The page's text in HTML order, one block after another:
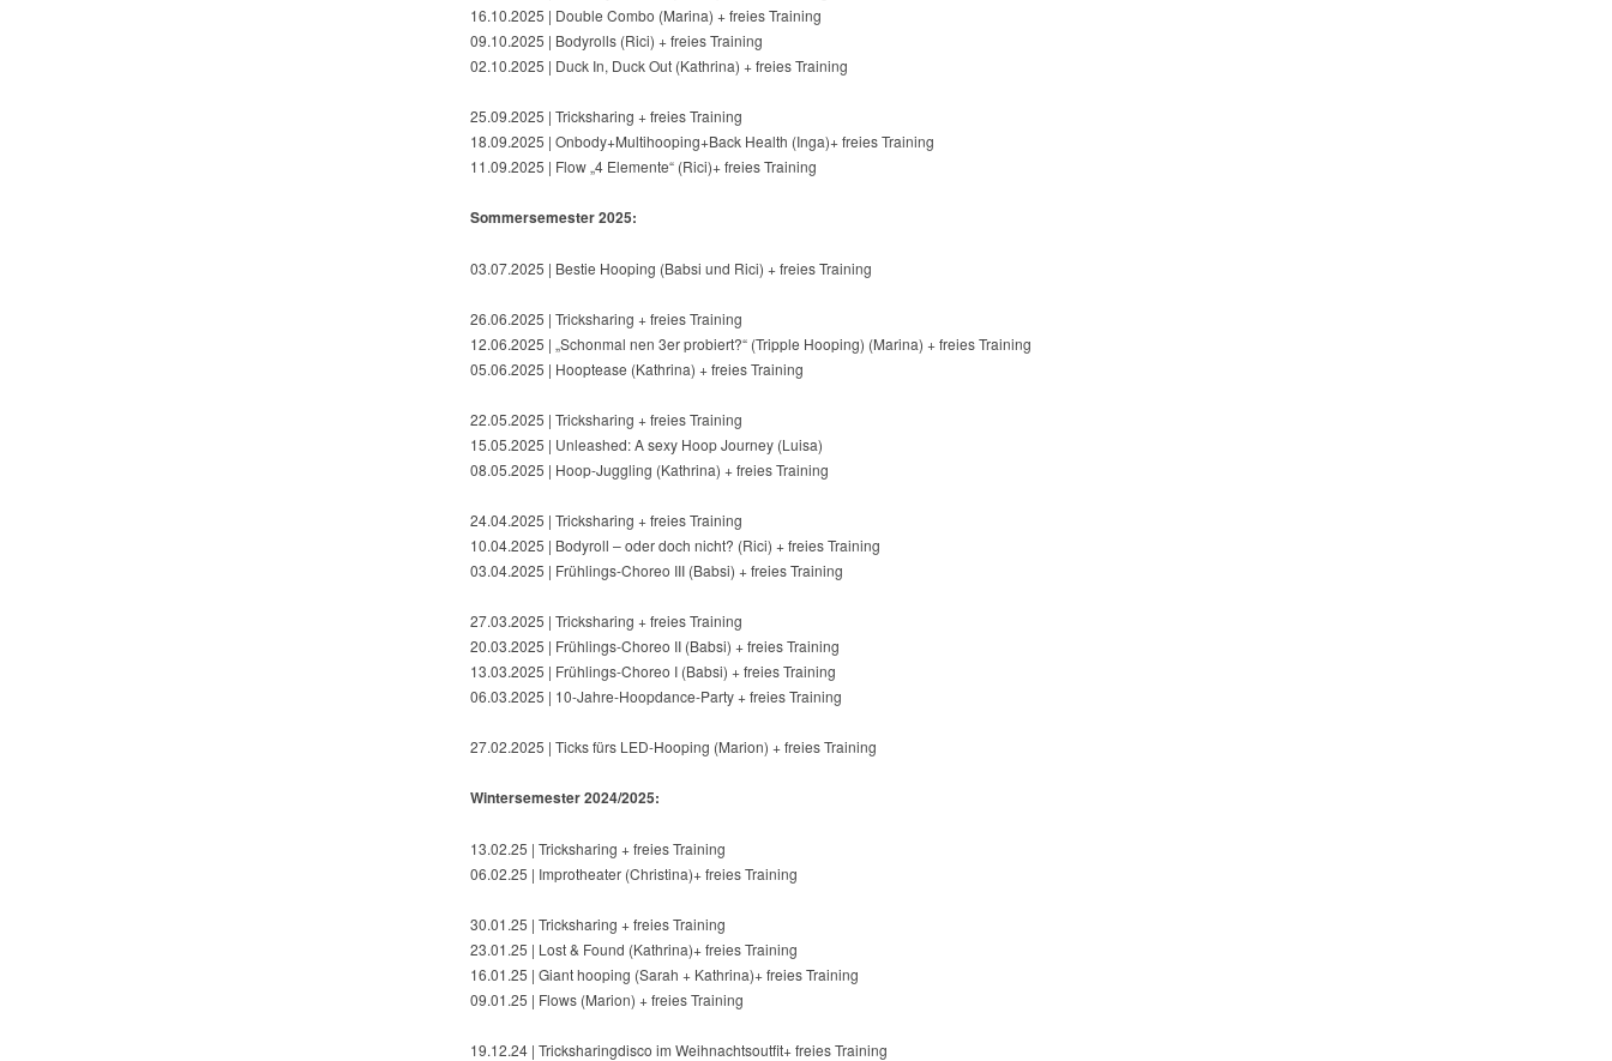
16.10.2025 | Double Combo (Marina) + freies Training
09.10.2025 | Bodyrolls (Rici) + freies Training
02.10.2025 | Duck In, Duck Out (Kathrina) + freies Training
25.09.2025 | Tricksharing + freies Training
18.09.2025 | Onbody+Multihooping+Back Health (Inga)+ freies Training
11.09.2025 | Flow „4 Elemente“ (Rici)+ freies Training
Sommersemester 2025:
03.07.2025 | Bestie Hooping (Babsi und Rici) + freies Training
26.06.2025 | Tricksharing + freies Training
12.06.2025 | „Schonmal nen 3er probiert?“ (Tripple Hooping) (Marina) + freies Training
05.06.2025 | Hooptease (Kathrina) + freies Training
22.05.2025 | Tricksharing + freies Training
15.05.2025 | Unleashed: A sexy Hoop Journey (Luisa)
08.05.2025 | Hoop-Juggling (Kathrina) + freies Training
24.04.2025 | Tricksharing + freies Training
10.04.2025 | Bodyroll – oder doch nicht? (Rici) + freies Training
03.04.2025 | Frühlings-Choreo III (Babsi) + freies Training
27.03.2025 | Tricksharing + freies Training
20.03.2025 | Frühlings-Choreo II (Babsi) + freies Training
13.03.2025 | Frühlings-Choreo I (Babsi) + freies Training
06.03.2025 | 10-Jahre-Hoopdance-Party + freies Training
27.02.2025 | Ticks fürs LED-Hooping (Marion) + freies Training
Wintersemester 2024/2025:
13.02.25 | Tricksharing + freies Training
06.02.25 | Improtheater (Christina)+ freies Training
30.01.25 | Tricksharing + freies Training
23.01.25 | Lost & Found (Kathrina)+ freies Training
16.01.25 | Giant hooping (Sarah + Kathrina)+ freies Training
09.01.25 | Flows (Marion) + freies Training
19.12.24 | Tricksharingdisco im Weihnachtsoutfit+ freies Training